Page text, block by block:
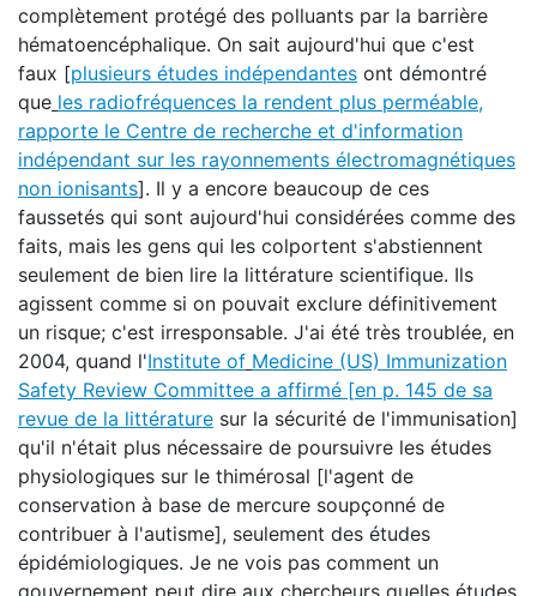
complètement protégé des polluants par la barrière
hématoencéphalique. On sait aujourd'hui que c'est
faux [plusieurs études indépendantes ont démontré
que les radiofréquences la rendent plus perméable,
rapporte le Centre de recherche et d'information
indépendant sur les rayonnements électromagnétiques
non ionisants]. Il y a encore beaucoup de ces
faussetés qui sont aujourd'hui considérées comme des
faits, mais les gens qui les colportent s'abstiennent
seulement de bien lire la littérature scientifique. Ils
agissent comme si on pouvait exclure définitivement
un risque; c'est irresponsable. J'ai été très troublée, en
2004, quand l'Institute of Medicine (US) Immunization
Safety Review Committee a affirmé [en p. 145 de sa
revue de la littérature sur la sécurité de l'immunisation]
qu'il n'était plus nécessaire de poursuivre les études
physiologiques sur le thimérosal [l'agent de
conservation à base de mercure soupçonné de
contribuer à l'autisme], seulement des études
épidémiologiques. Je ne vois pas comment un
gouvernement peut dire aux chercheurs quelles études